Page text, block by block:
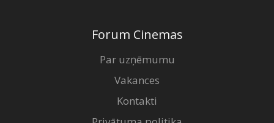
Forum Cinemas
Par uzņēmumu
Vakances
Kontakti